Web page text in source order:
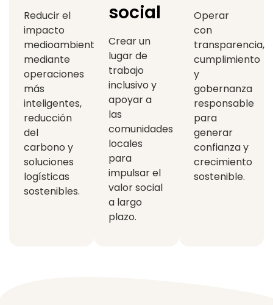
Reducir el
impacto
medioambiental
mediante
operaciones
más
inteligentes,
reducción
del
carbono y
soluciones
logísticas
sostenibles.
social
Crear un
lugar de
trabajo
inclusivo y
apoyar a
las
comunidades
locales
para
impulsar el
valor social
a largo
plazo.
Operar
con
transparencia,
cumplimiento
y
gobernanza
responsable
para
generar
confianza y
crecimiento
sostenible.